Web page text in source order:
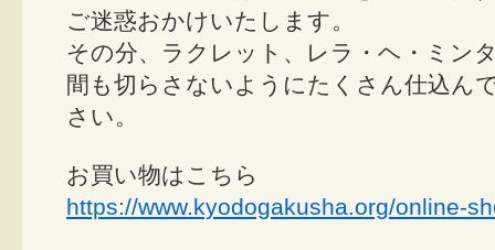
ご迷惑おかけいたします。
その分、ラクレット、レラ・ヘ・ミン
間も切らさないようにたくさん仕込ん
さい。
お買い物はこちら
https://www.kyodogakusha.org/online-